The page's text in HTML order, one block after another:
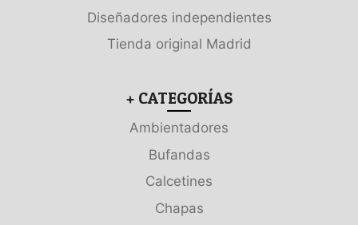
Diseñadores independientes
Tienda original Madrid
+ CATEGORÍAS
Ambientadores
Bufandas
Calcetines
Chapas